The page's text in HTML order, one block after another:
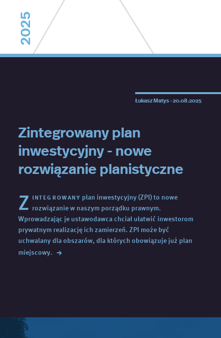
2025
Łukasz Matys ·20.08.2025
Zintegrowany plan
inwestycyjny - nowe
rozwiązanie planistyczne
Z integrowany plan inwestycyjny (ZPI) to nowe
rozwiązanie w naszym porządku prawnym.
Wprowadzając je ustawodawca chciał ułatwić inwestorom
prywatnym realizację ich zamierzeń. ZPI może być
uchwalany dla obszarów, dla których obowiązuje już plan
miejscowy. →